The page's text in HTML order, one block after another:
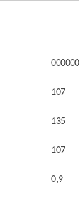
107
135
107
0,9